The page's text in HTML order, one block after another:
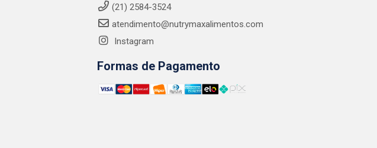
(21) 2584-3524
atendimento@nutrymaxalimentos.com
Instagram
Formas de Pagamento